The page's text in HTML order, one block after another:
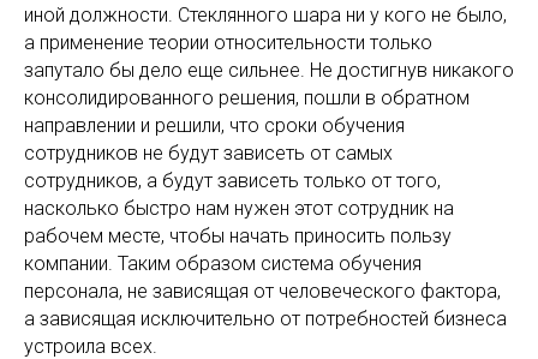
иной должности. Стеклянного шара ни у кого не было,
а применение теории относительности только
запутало бы дело еще сильнее. Не достигнув никакого
консолидированного решения, пошли в обратном
направлении и решили, что сроки обучения
сотрудников не будут зависеть от самых
сотрудников, а будут зависеть только от того,
насколько быстро нам нужен этот сотрудник на
рабочем месте, чтобы начать приносить пользу
компании. Таким образом система обучения
персонала, не зависящая от человеческого фактора,
а зависящая исключительно от потребностей бизнеса
устроила всех.